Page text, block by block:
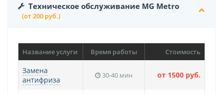
Техническое обслуживание MG Metro
(от 200 руб.)
Название услуги Время работы Стоимость
Замена
антифриза
30-40 мин от 1500 руб.